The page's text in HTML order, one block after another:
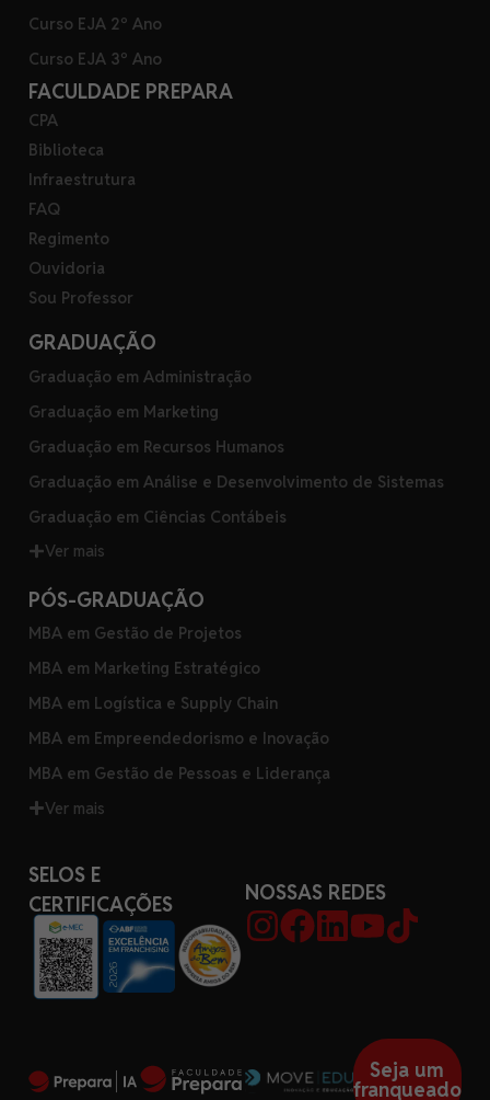
Curso EJA 2º Ano
Curso EJA 3º Ano
FACULDADE PREPARA
CPA
Biblioteca
Infraestrutura
FAQ
Regimento
Ouvidoria
Sou Professor
GRADUAÇÃO
Graduação em Administração
Graduação em Marketing
Graduação em Recursos Humanos
Graduação em Análise e Desenvolvimento de Sistemas
Graduação em Ciências Contábeis
Ver mais
PÓS-GRADUAÇÃO
MBA em Gestão de Projetos
MBA em Marketing Estratégico
MBA em Logística e Supply Chain
MBA em Empreendedorismo e Inovação
MBA em Gestão de Pessoas e Liderança
Ver mais
SELOS E
CERTIFICAÇÕES
NOSSAS REDES
Seja um
franqueado